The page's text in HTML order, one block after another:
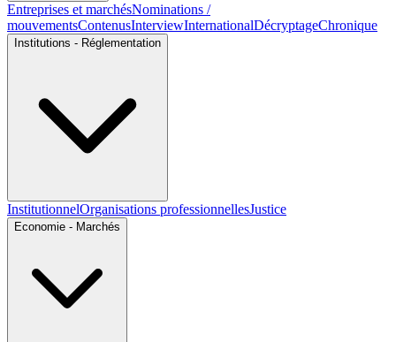
Entreprises et marchésNominations /
mouvementsContenusInterviewInternationalDécryptageChronique
Institutions - Réglementation
InstitutionnelOrganisations professionnellesJustice
Economie - Marchés